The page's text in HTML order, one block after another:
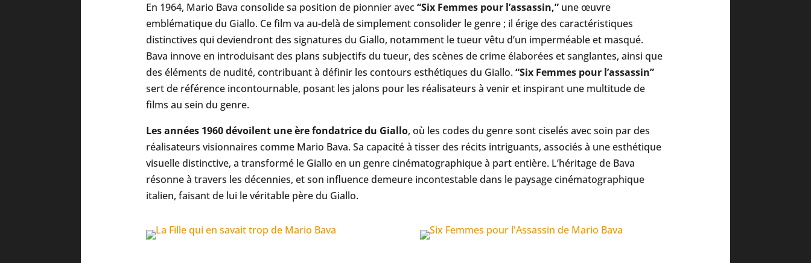
En 1964, Mario Bava consolide sa position de pionnier avec“Six Femmes pour l’assassin,”une œuvre
emblématique du Giallo. Ce film va au-delà de simplement consolider le genre ; il érige des caractéristiques
distinctives qui deviendront des signatures du Giallo, notamment le tueur vêtu d’un imperméable et masqué.
Bava innove en introduisant des plans subjectifs du tueur, des scènes de crime élaborées et sanglantes, ainsi que
des éléments de nudité, contribuant à définir les contours esthétiques du Giallo. “Six Femmes pour l’assassin”
sert de référence incontournable, posant les jalons pour les réalisateurs à venir et inspirant une multitude de
films au sein du genre.
Les années 1960 dévoilent une ère fondatrice du Giallo, où les codes du genre sont ciselés avec soin par des
réalisateurs visionnaires comme Mario Bava. Sa capacité à tisser des récits intriguants, associés à une esthétique
visuelle distinctive, a transformé le Giallo en un genre cinématographique à part entière. L’héritage de Bava
résonne à travers les décennies, et son influence demeure incontestable dans le paysage cinématographique
italien, faisant de lui le véritable père du Giallo.